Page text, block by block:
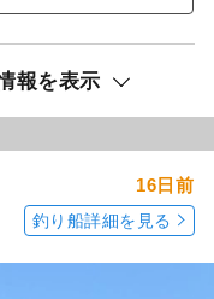
報を表示
16日前
釣り船詳細を見る